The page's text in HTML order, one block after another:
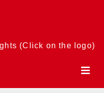
(Click on the logo)